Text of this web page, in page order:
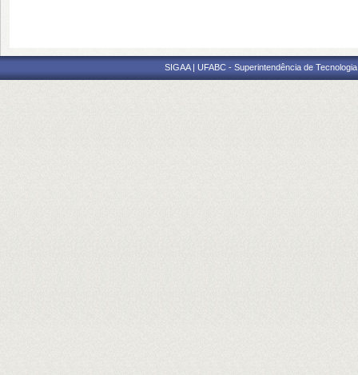
SIGAA | UFABC - Superintendência de